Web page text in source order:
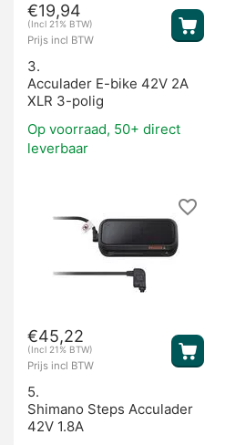
€19,94
(Incl 21% BTW)
Prijs incl BTW
3.
Acculader E-bike 42V 2A
XLR 3-polig
Op voorraad, 50+ direct
leverbaar
€45,22
(Incl 21% BTW)
Prijs incl BTW
5.
Shimano Steps Acculader
42V 1.8A